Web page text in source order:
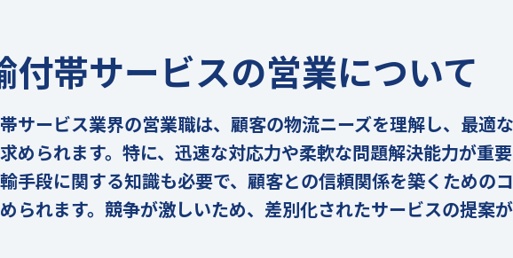
付帯サービスの営業について
サービス業界の営業職は、顧客の物流ニーズを理解し、最適
められます。特に、迅速な対応力や柔軟な問題解決能力が重
手段に関する知識も必要で、顧客との信頼関係を築くための
られます。競争が激しいため、差別化されたサービスの提案